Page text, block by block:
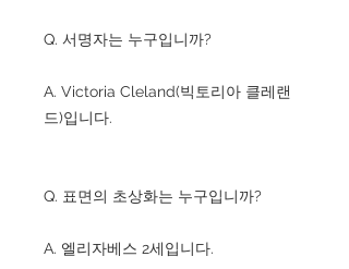
Q. 서명자는 누구입니까?
A. Victoria Cleland(빅토리아 클레랜
드)입니다.
Q. 표면의 초상화는 누구입니까?
A. 엘리자베스 2세입니다.